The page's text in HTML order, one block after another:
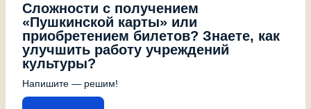
Сложности с получением
«Пушкинской карты» или
приобретением билетов? Знаете, как
улучшить работу учреждений
культуры?
Напишите — решим!